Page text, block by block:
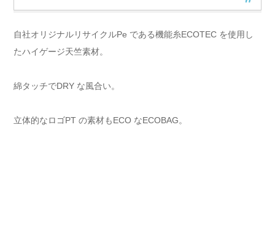
自社オリジナルリサイクルPe である機能糸ECOTEC を使用し
たハイゲージ天竺素材。
綿タッチでDRY な風合い。
立体的なロゴPT の素材もECO なECOBAG。